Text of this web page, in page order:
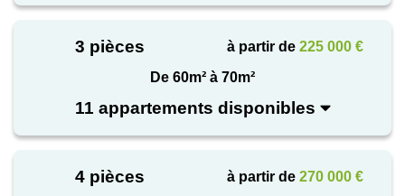
pièce supplémentaire
Une résidence sécurisée et conviviale
à la remise des clés
nature, histoire et modernité, intimité et ouverture.
3 pièces à partir de 225 000 €
De 60m² à 70m²
11 appartements disponibles
4 pièces à partir de 270 000 €